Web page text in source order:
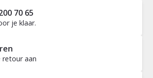
70 65
je klaar.
retour aan